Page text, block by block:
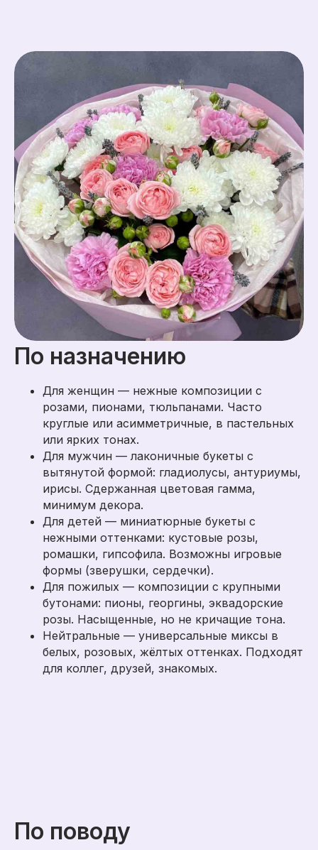
По назначению
Для женщин — нежные композиции с
розами, пионами, тюльпанами. Часто
круглые или асимметричные, в пастельных
или ярких тонах.
Для мужчин — лаконичные букеты с
вытянутой формой: гладиолусы, антуриумы,
ирисы. Сдержанная цветовая гамма,
минимум декора.
Для детей — миниатюрные букеты с
нежными оттенками: кустовые розы,
ромашки, гипсофила. Возможны игровые
формы (зверушки, сердечки).
Для пожилых — композиции с крупными
бутонами: пионы, георгины, эквадорские
розы. Насыщенные, но не кричащие тона.
Нейтральные — универсальные миксы в
белых, розовых, жёлтых оттенках. Подходят
для коллег, друзей, знакомых.
По поводу